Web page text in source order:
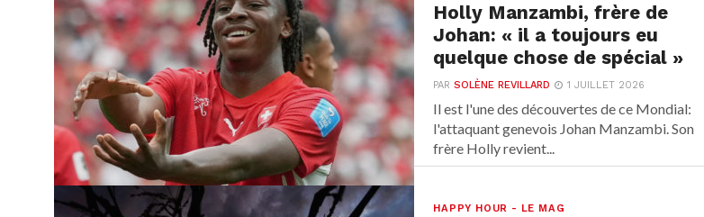
Holly Manzambi, frère de
Johan: « il a toujours eu
quelque chose de spécial »
PARSOLÈNE REVILLARD 1 JUILLET 2026
Il est l'une des découvertes de ce Mondial:
l'attaquant genevois Johan Manzambi. Son
frère Holly revient...
HAPPY HOUR - LE MAG